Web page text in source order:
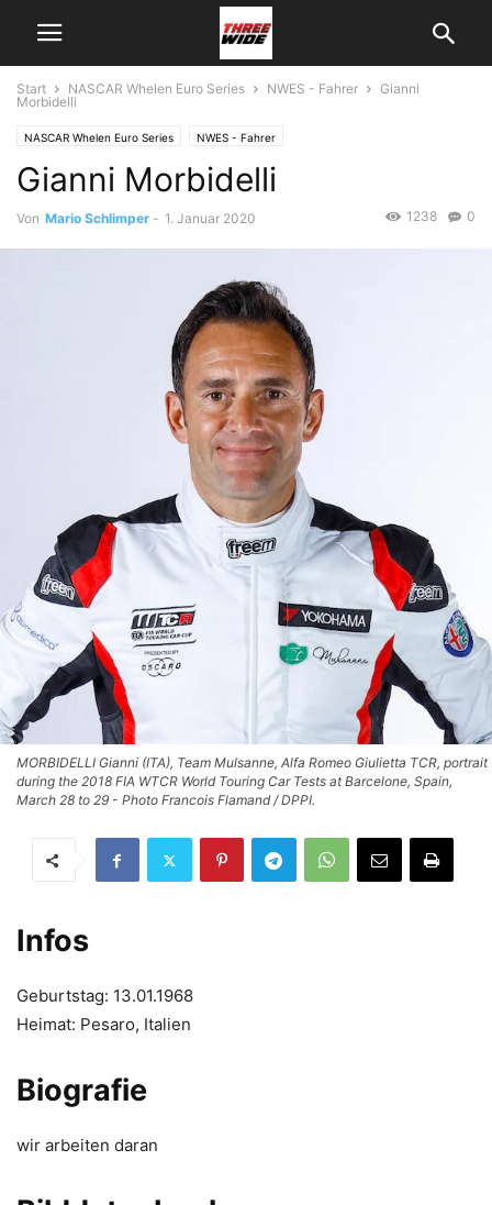
Start NASCAR Whelen Euro Series NWES - Fahrer
Gianni
Morbidelli
NASCAR Whelen Euro Series NWES - Fahrer
Gianni Morbidelli
Von Mario Schlimper - 1. Januar 2020 0
1238
MORBIDELLI Gianni (ITA), Team Mulsanne, Alfa Romeo Giulietta TCR, portrait
during the 2018 FIA WTCR World Touring Car Tests at Barcelone, Spain,
March 28 to 29 - Photo Francois Flamand / DPPI.
Infos
Geburtstag: 13.01.1968
Heimat: Pesaro, Italien
Biografie
wir arbeiten daran